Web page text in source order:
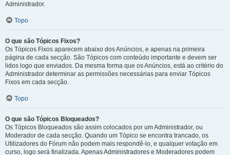
Administrador.
Topo
O que são Tópicos Fixos?
Os Tópicos Fixos aparecem abaixo dos Anúncios, e apenas na primeira
página de cada secção. São Tópicos com conteúdo importante e devem ser
lidos logo que enviados. Da mesma forma que os Anúncios, está ao critério do
Administrador determinar as permissões necessárias para enviar Tópicos
Fixos em cada secção.
Topo
O que são Tópicos Bloqueados?
Os Tópicos Bloqueados são assim colocados por um Administrador, ou
Moderador de cada secção. Quando um Tópico se encontra trancado, os
Utilizadores do Fórum não podem mais respondê-lo, e qualquer votação em
curso, logo será finalizada. Apenas Administradores e Moderadores podem